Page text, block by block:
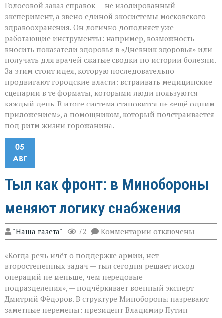
Голосовой заказ справок — не изолированный
эксперимент, а звено единой экосистемы московского
здравоохранения. Он логично дополняет уже
работающие инструменты: например, возможность
вносить показатели здоровья в «Дневник здоровья» или
получать для врачей сжатые сводки по истории болезни.
За этим стоит идея, которую последовательно
продвигают городские власти: встраивать медицинские
сценарии в те форматы, которыми люди пользуются
каждый день. В итоге система становится не «ещё одним
приложением», а помощником, который подстраивается
под ритм жизни горожанина.
05
АВГ
Тыл как фронт: в Минобороны
меняют логику снабжения
"Наша газета" 72 Комментарии к
записи
как
фронт:
меняют
логику
снабжения
отключены
«Когда речь идёт о поддержке армии, нет
второстепенных задач — тыл сегодня решает исход
операций не меньше, чем передовые
подразделения», — подчёркивает военный эксперт
Дмитрий Фёдоров. В структуре Минобороны назревают
заметные перемены: президент Владимир Путин